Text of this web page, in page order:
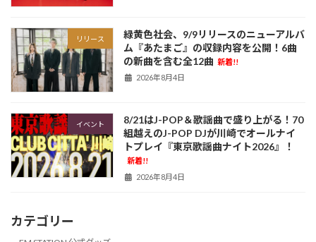
リリース
緑黄色社会、9/9リリースのニューアルバ
ム『あたまご』の収録内容を公開！6曲
の新曲を含む全12曲 新着!!
2026年8月4日
イベント
8/21はJ-POP＆歌謡曲で盛り上がる！70
組越えのJ-POP DJが川崎でオールナイ
トプレイ『東京歌謡曲ナイト2026』！
新着!!
2026年8月4日
カテゴリー